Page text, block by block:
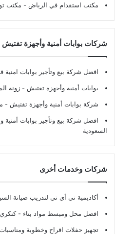
مكتب استقدام في الرياض - مكتب
شركات بوابات أمنية وأجهزة تفتيش
افضل شركة بيع وتأجير بوابات امنية
بوابات أمنية وأجهزة تفتيش - زونة
شركة بوابات أمنية وأجهزة تفتيش -
افضل شركة بيع وتأجير بوابات
السعودية
شركات وخدمات أخرى
أكاديمية تي أي تي لتدريب صيانة
افضل محل ومبسط مواد بناء -
تجهيز حفلات افراح وخطوبة